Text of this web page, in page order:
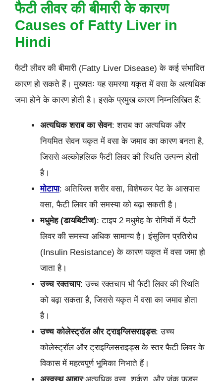
फैटी लीवर की बीमारी के कारण
Causes of Fatty Liver in
Hindi
फैटी लीवर की बीमारी (Fatty Liver Disease) के कई संभावित
कारण हो सकते हैं। मुख्यतः यह समस्या यकृत में वसा के अत्यधिक
जमा होने के कारण होती है। इसके प्रमुख कारण निम्नलिखित हैं:
अत्यधिक शराब का सेवन: शराब का अत्यधिक और
नियमित सेवन यकृत में वसा के जमाव का कारण बनता है,
जिससे अल्कोहलिक फैटी लिवर की स्थिति उत्पन्न होती
है।
मोटापा: अतिरिक्त शरीर वसा, विशेषकर पेट के आसपास
वसा, फैटी लिवर की समस्या को बढ़ा सकती है।
मधुमेह (डायबिटीज): टाइप 2 मधुमेह के रोगियों में फैटी
लिवर की समस्या अधिक सामान्य है। इंसुलिन प्रतिरोध
(Insulin Resistance) के कारण यकृत में वसा जमा हो
जाता है।
उच्च रक्तचाप: उच्च रक्तचाप भी फैटी लिवर की स्थिति
को बढ़ा सकता है, जिससे यकृत में वसा का जमाव होता
है।
उच्च कोलेस्ट्रॉल और ट्राइग्लिसराइड्स: उच्च
कोलेस्ट्रॉल और ट्राइग्लिसराइड्स के स्तर फैटी लिवर के
विकास में महत्वपूर्ण भूमिका निभाते हैं।